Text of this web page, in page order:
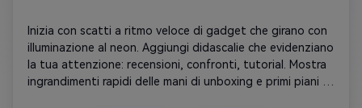
Inizia con scatti a ritmo veloce di gadget che girano con
illuminazione al neon. Aggiungi didascalie che evidenziano
la tua attenzione: recensioni, confronti, tutorial. Mostra
ingrandimenti rapidi delle mani di unboxing e primi piani